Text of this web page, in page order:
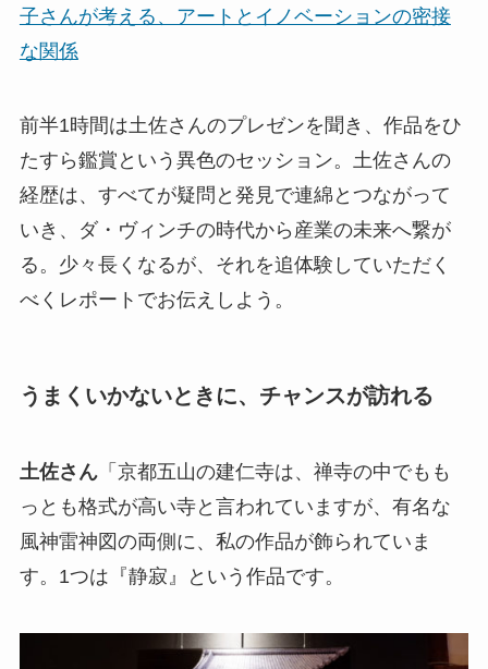
子さんが考える、アートとイノベーションの密接
な関係
前半1時間は土佐さんのプレゼンを聞き、作品をひ
たすら鑑賞という異色のセッション。土佐さんの
経歴は、すべてが疑問と発見で連綿とつながって
いき、ダ・ヴィンチの時代から産業の未来へ繋が
る。少々長くなるが、それを追体験していただく
べくレポートでお伝えしよう。
うまくいかないときに、チャンスが訪れる
土佐さん「京都五山の建仁寺は、禅寺の中でもも
っとも格式が高い寺と言われていますが、有名な
風神雷神図の両側に、私の作品が飾られていま
す。1つは『静寂』という作品です。